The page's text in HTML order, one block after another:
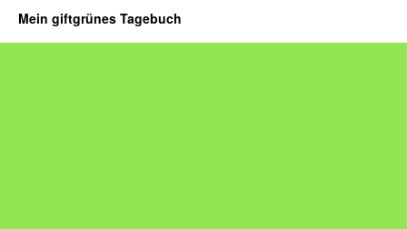
Mein giftgrünes Tagebuch